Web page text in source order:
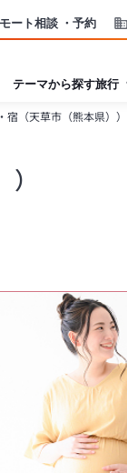
ート相談 ・予約
テーマから探す旅行
（天草市（熊本県））